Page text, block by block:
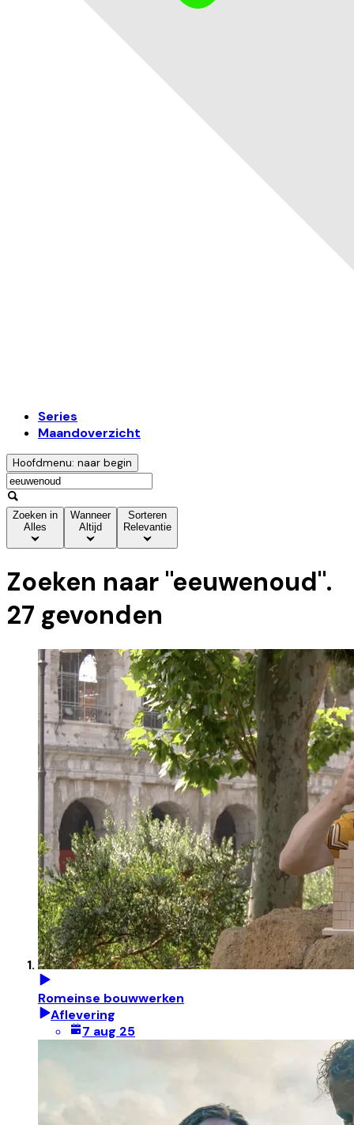
Series
Maandoverzicht
Hoofdmenu: naar begin
Zoeken in
Alles
Wanneer
Altijd
Sorteren
Relevantie
Zoeken naar "eeuwenoud".
27 gevonden
Romeinse bouwwerken
Aflevering
7 aug 25